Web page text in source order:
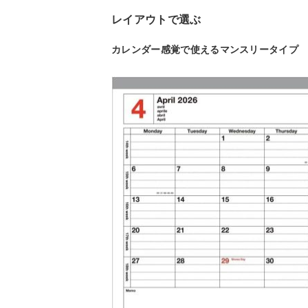
レイアウトで選ぶ
カレンダー感覚で使えるマンスリータイプ